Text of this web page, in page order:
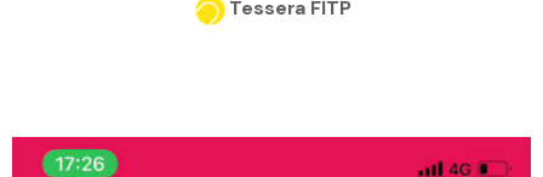
Tessera FITP